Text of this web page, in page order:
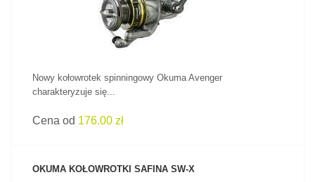
Nowy kołowrotek spinningowy Okuma Avenger
charakteryzuje się...
Cena od 176.00 zł
OKUMA KOŁOWROTKI SAFINA SW-X